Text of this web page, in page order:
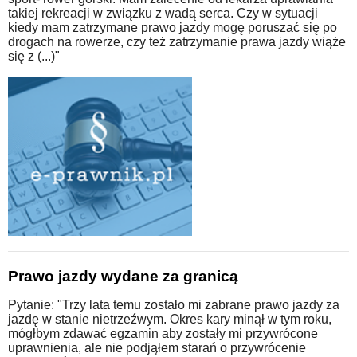
takiej rekreacji w związku z wadą serca. Czy w sytuacji
kiedy mam zatrzymane prawo jazdy mogę poruszać się po
drogach na rowerze, czy też zatrzymanie prawa jazdy wiąże
się z (...)"
Prawo jazdy wydane za granicą
Pytanie: "Trzy lata temu zostało mi zabrane prawo jazdy za
jazdę w stanie nietrzeźwym. Okres kary minął w tym roku,
mógłbym zdawać egzamin aby zostały mi przywrócone
uprawnienia, ale nie podjąłem starań o przywrócenie